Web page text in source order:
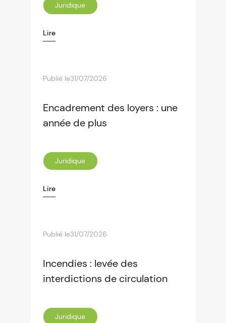
Juridique
Lire
Publié le31/07/2026
Encadrement des loyers : une
année de plus
Juridique
Lire
Publié le31/07/2026
Incendies : levée des
interdictions de circulation
Juridique